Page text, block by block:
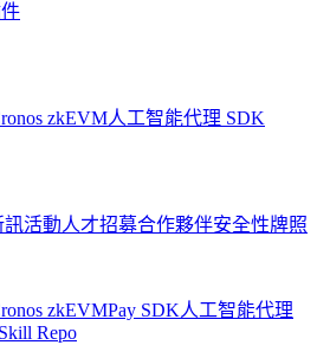
zkEVM人工智能代理 SDK
訊活動人才招募合作夥伴安全性牌照
zkEVMPay SDK人工智能代理
Repo